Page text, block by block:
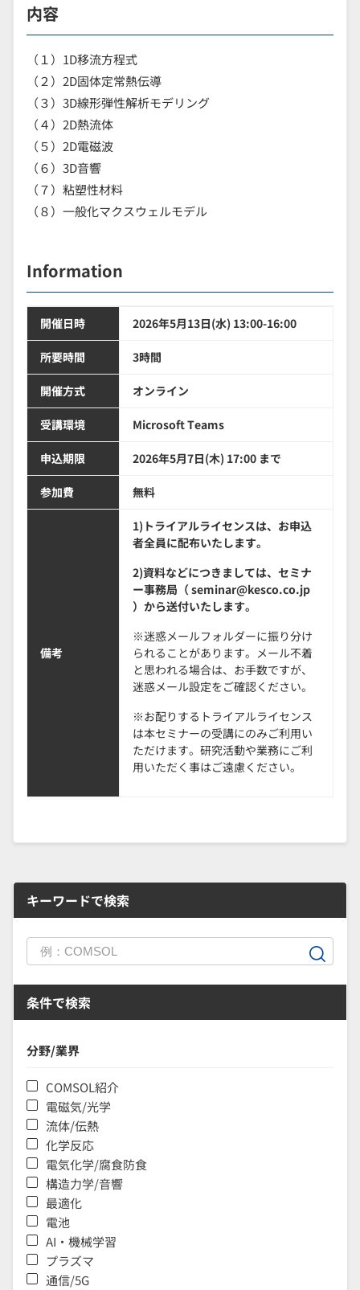
内容
（１）1D移流方程式
（２）2D固体定常熱伝導
（３）3D線形弾性解析モデリング
（４）2D熱流体
（５）2D電磁波
（６）3D音響
（７）粘塑性材料
（８）一般化マクスウェルモデル
Information
開催日時 2026年5月13日(水) 13:00-16:00
所要時間 3時間
開催方式 オンライン
受講環境 Microsoft Teams
申込期限 2026年5月7日(木) 17:00 まで
参加費 無料
備考
1)トライアルライセンスは、お申込
者全員に配布いたします。
2)資料などにつきましては、セミナ
ー事務局（ seminar@kesco.co.jp
）から送付いたします。
※迷惑メールフォルダーに振り分け
られることがあります。メール不着
と思われる場合は、お手数ですが、
迷惑メール設定をご確認ください。
※お配りするトライアルライセンス
は本セミナーの受講にのみご利用い
ただけます。研究活動や業務にご利
用いただく事はご遠慮ください。
キーワードで検索
条件で検索
分野/業界
COMSOL紹介
電磁気/光学
流体/伝熱
化学反応
電気化学/腐食防食
構造力学/音響
最適化
電池
AI・機械学習
プラズマ
通信/5G